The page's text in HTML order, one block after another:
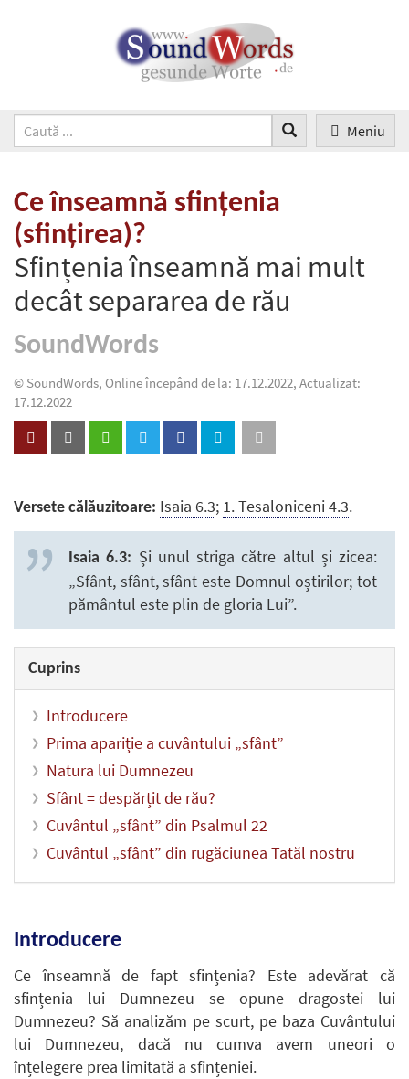
Meniu
Ce înseamnă sfințenia
(sfințirea)?
Sfințenia înseamnă mai mult
decât separarea de rău
SoundWords
© SoundWords, Online începând de la: 17.12.2022, Actualizat:
17.12.2022
Versete călăuzitoare: Isaia 6.3; 1. Tesaloniceni 4.3.
Isaia 6.3: Și unul striga către altul și zicea:
„Sfânt, sfânt, sfânt este Domnul oștirilor; tot
pământul este plin de gloria Lui”.
Cuprins
Introducere
Prima apariție a cuvântului „sfânt”
Natura lui Dumnezeu
Sfânt = despărțit de rău?
Cuvântul „sfânt” din Psalmul 22
Cuvântul „sfânt” din rugăciunea Tatăl nostru
Introducere
Ce înseamnă de fapt sfințenia? Este adevărat că
sfințenia lui Dumnezeu se opune dragostei lui
Dumnezeu? Să analizăm pe scurt, pe baza Cuvântului
lui Dumnezeu, dacă nu cumva avem uneori o
înțelegere prea limitată a sfințeniei.